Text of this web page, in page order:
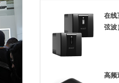
在线
弦波
高频